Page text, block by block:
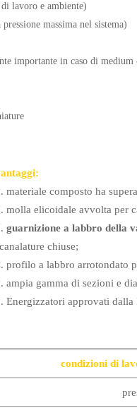
lavoro e ambiente)
massima nel sistema)
importante in caso di medium
materiale composto ha
molla elicoidale avvolta per
guarnizione a labbro della
chiuse;
profilo a labbro arrotondato
ampia gamma di sezioni e
Energizzatori approvati
condizioni di